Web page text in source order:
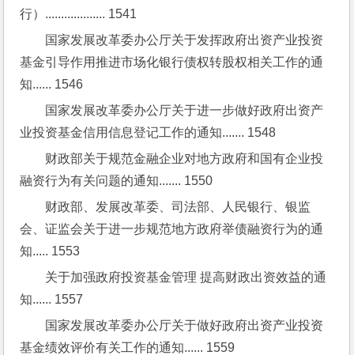
行）................... 1541
国家发展改革委办公厅关于发挥政府出资产业投资
基金引导作用推进市场化银行债权转股权相关工作的通
知...... 1546
国家发展改革委办公厅关于进一步做好政府出资产
业投资基金信用信息登记工作的通知....... 1548
财政部关于规范金融企业对地方政府和国有企业投
融资行为有关问题的通知....... 1550
财政部、发展改革委、司法部、人民银行、银监
会、证监会关于进一步规范地方政府举债融资行为的通
知..... 1553
关于加强政府投资基金管理 提高财政出资效益的通
知...... 1557
国家发展改革委办公厅关于做好政府出资产业投资
基金绩效评价有关工作的通知...... 1559